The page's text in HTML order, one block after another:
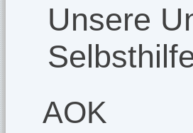
Unsere
AOK